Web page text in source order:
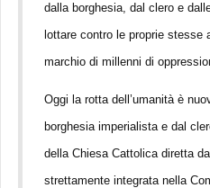
dalla borghesia, dal clero e
lottare contro le proprie stesse
marchio di millenni di
Oggi la rotta dell’umanità è
borghesia imperialista e dal
della Chiesa Cattolica diretta
strettamente integrata nella